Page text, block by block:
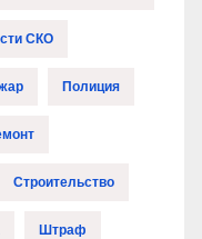
СКО
Полиция
Строительство
Штраф